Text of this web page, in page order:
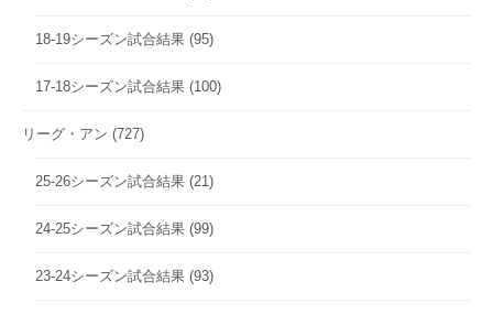
18-19シーズン試合結果 (95)
17-18シーズン試合結果 (100)
リーグ・アン (727)
25-26シーズン試合結果 (21)
24-25シーズン試合結果 (99)
23-24シーズン試合結果 (93)